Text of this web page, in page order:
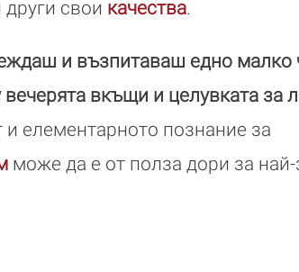
свои качества.
и възпитаваш едно малко
вкъщи и целувката за
елементарното познание за
може да е от полза дори за най-